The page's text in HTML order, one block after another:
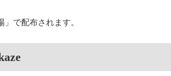
で配布されます。